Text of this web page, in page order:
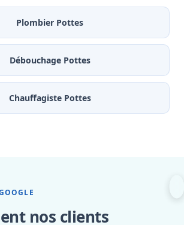
Plombier Pottes
Débouchage Pottes
Chauffagiste Pottes
nos clients